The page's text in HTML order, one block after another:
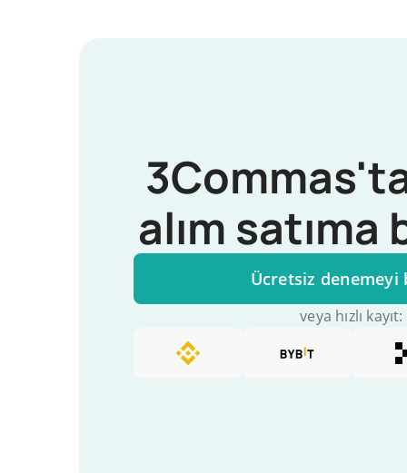
alım satıma
Ücretsiz denemeyi
veya hızlı kayıt: